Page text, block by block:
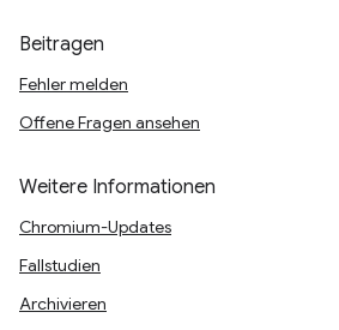
Beitragen
Fehler melden
Offene Fragen ansehen
Weitere Informationen
Chromium-Updates
Fallstudien
Archivieren